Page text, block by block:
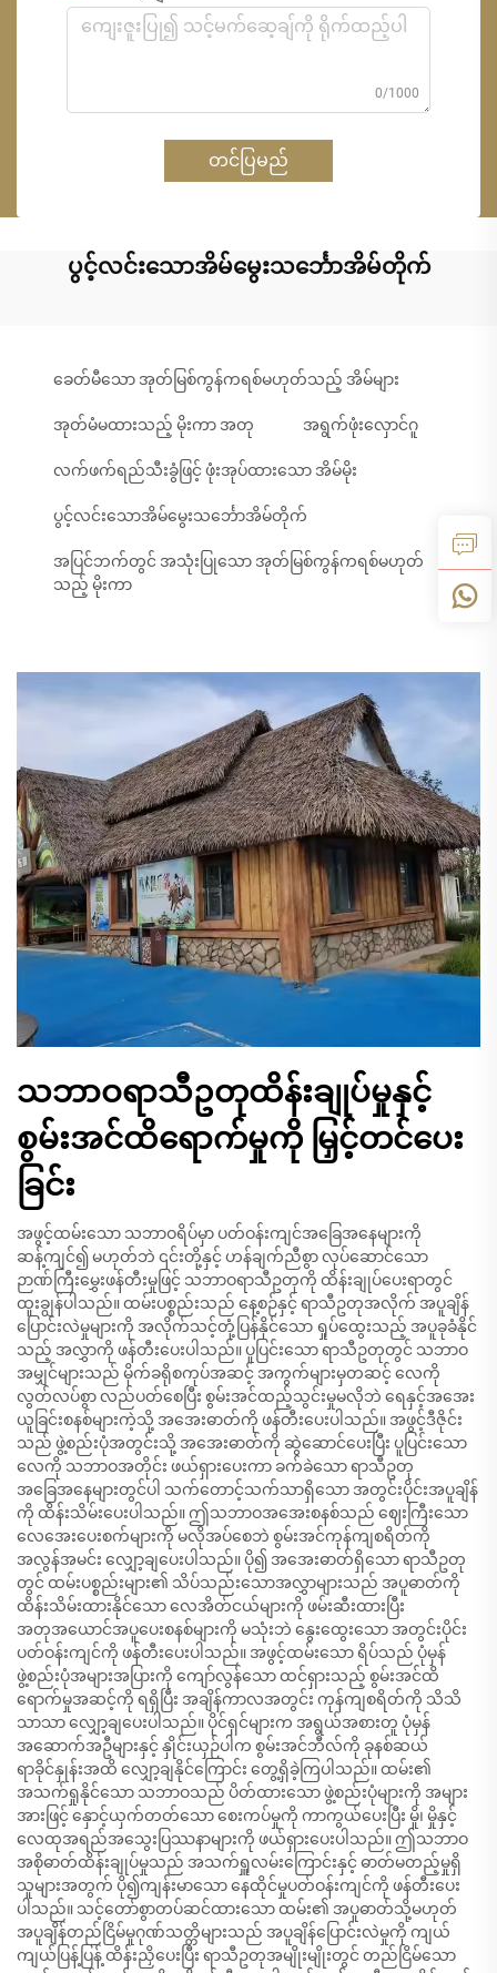
0/1000
တင်ပြမည်
ပွင့်လင်းသောအိမ်မွေးသင်္ဘောအိမ်တိုက်
ခေတ်မီသော အုတ်မြစ်ကွန်ကရစ်မဟုတ်သည့် အိမ်များ
အုတ်မံမထားသည့် မိုးကာ အတု အရွက်ဖုံးလှောင်ဂူ
လက်ဖက်ရည်သီးခွံဖြင့် ဖုံးအုပ်ထားသော အိမ်မိုး
ပွင့်လင်းသောအိမ်မွေးသင်္ဘောအိမ်တိုက်
အပြင်ဘက်တွင် အသုံးပြုသော အုတ်မြစ်ကွန်ကရစ်မဟုတ်
သည့် မိုးကာ
သဘာဝရာသီဥတုထိန်းချုပ်မှုနှင့်
စွမ်းအင်ထိရောက်မှုကို မြှင့်တင်ပေး
ခြင်း
အဖွင့်ထမ်းသော သဘာဝရိပ်မှာ ပတ်ဝန်းကျင်အခြေအနေများကို
ဆန့်ကျင်၍ မဟုတ်ဘဲ ၎င်းတို့နှင့် ဟန်ချက်ညီစွာ လုပ်ဆောင်သော
ဉာဏ်ကြီးမွှေးဖန်တီးမှုဖြင့် သဘာဝရာသီဥတုကို ထိန်းချုပ်ပေးရာတွင်
ထူးချွန်ပါသည်။ ထမ်းပစ္စည်းသည် နေ့စဉ်နှင့် ရာသီဥတုအလိုက် အပူချိန်
ပြောင်းလဲမှုများကို အလိုက်သင့်တုံ့ပြန်နိုင်သော ရှုပ်ထွေးသည့် အပူခုခံနိုင်
သည့် အလွှာကို ဖန်တီးပေးပါသည်။ ပူပြင်းသော ရာသီဥတုတွင် သဘာဝ
အမျှင်များသည် မိုက်ခရိုစကုပ်အဆင့် အကွက်များမှတဆင့် လေကို
လွတ်လပ်စွာ လည်ပတ်စေပြီး စွမ်းအင်ထည့်သွင်းမှုမလိုဘဲ ရေနှင့်အအေး
ယူခြင်းစနစ်များကဲ့သို့ အအေးဓာတ်ကို ဖန်တီးပေးပါသည်။ အဖွင့်ဒီဇိုင်း
သည် ဖွဲ့စည်းပုံအတွင်းသို့ အအေးဓာတ်ကို ဆွဲဆောင်ပေးပြီး ပူပြင်းသော
လေကို သဘာဝအတိုင်း ဖယ်ရှားပေးကာ ခက်ခဲသော ရာသီဥတု
အခြေအနေများတွင်ပါ သက်တောင့်သက်သာရှိသော အတွင်းပိုင်းအပူချိန်
ကို ထိန်းသိမ်းပေးပါသည်။ ဤသဘာဝအအေးစနစ်သည် ဈေးကြီးသော
လေအေးပေးစက်များကို မလိုအပ်စေဘဲ စွမ်းအင်ကုန်ကျစရိတ်ကို
အလွန်အမင်း လျှော့ချပေးပါသည်။ ပို၍ အအေးဓာတ်ရှိသော ရာသီဥတု
တွင် ထမ်းပစ္စည်းများ၏ သိပ်သည်းသောအလွှာများသည် အပူဓာတ်ကို
ထိန်းသိမ်းထားနိုင်သော လေအိတ်ငယ်များကို ဖမ်းဆီးထားပြီး
အတုအယောင်အပူပေးစနစ်များကို မသုံးဘဲ နွေးထွေးသော အတွင်းပိုင်း
ပတ်ဝန်းကျင်ကို ဖန်တီးပေးပါသည်။ အဖွင့်ထမ်းသော ရိပ်သည် ပုံမှန်
ဖွဲ့စည်းပုံအများအပြားကို ကျော်လွန်သော ထင်ရှားသည့် စွမ်းအင်ထိ
ရောက်မှုအဆင့်ကို ရရှိပြီး အချိန်ကာလအတွင်း ကုန်ကျစရိတ်ကို သိသိ
သာသာ လျှော့ချပေးပါသည်။ ပိုင်ရှင်များက အရွယ်အစားတူ ပုံမှန်
အဆောက်အဦများနှင့် နှိုင်းယှဉ်ပါက စွမ်းအင်ဘီလ်ကို ခုနစ်ဆယ်
ရာခိုင်နှုန်းအထိ လျှော့ချနိုင်ကြောင်း တွေ့ရှိခဲ့ကြပါသည်။ ထမ်း၏
အသက်ရှုနိုင်သော သဘာဝသည် ပိတ်ထားသော ဖွဲ့စည်းပုံများကို အများ
အားဖြင့် နှောင့်ယှက်တတ်သော စေးကပ်မှုကို ကာကွယ်ပေးပြီး မှို၊ မှိုနှင့်
လေထုအရည်အသွေးပြဿနာများကို ဖယ်ရှားပေးပါသည်။ ဤသဘာဝ
အစိုဓာတ်ထိန်းချုပ်မှုသည် အသက်ရှူလမ်းကြောင်းနှင့် ဓာတ်မတည့်မှုရှိ
သူများအတွက် ပို၍ကျန်းမာသော နေထိုင်မှုပတ်ဝန်းကျင်ကို ဖန်တီးပေး
ပါသည်။ သင့်တော်စွာတပ်ဆင်ထားသော ထမ်း၏ အပူဓာတ်သို့မဟုတ်
အပူချိန်တည်ငြိမ်မှုဂုဏ်သတ္တိများသည် အပူချိန်ပြောင်းလဲမှုကို ကျယ်
ကျယ်ပြန့်ပြန့် ထိန်းညှိပေးပြီး ရာသီဥတုအမျိုးမျိုးတွင် တည်ငြိမ်သော